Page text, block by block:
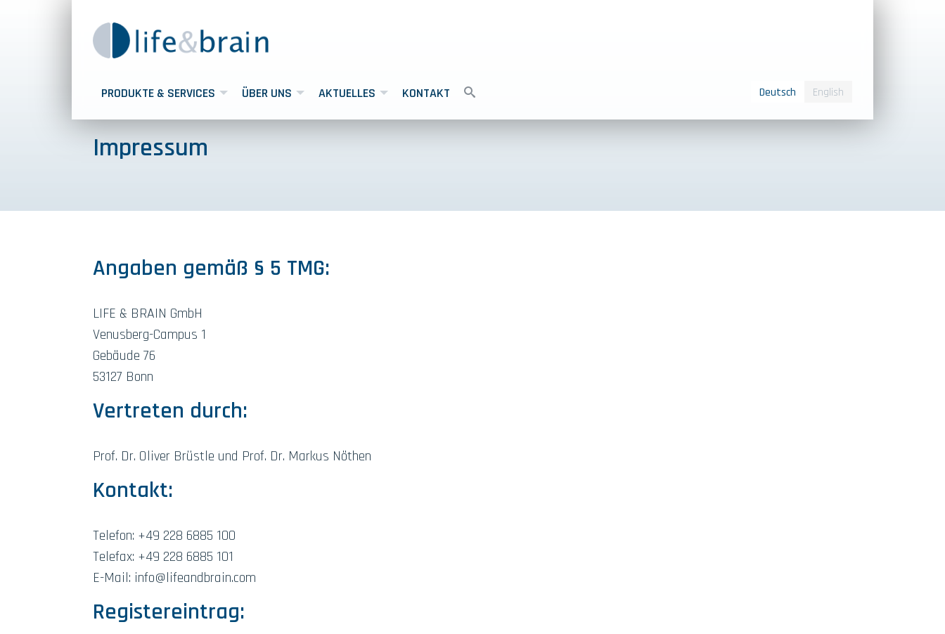
PRODUKTE & SERVICES ÜBER UNS AKTUELLES KONTAKT Deutsch English
Impressum
Angaben gemäß § 5 TMG:
LIFE & BRAIN GmbH
Venusberg-Campus 1
Gebäude 76
53127 Bonn
Vertreten durch:
Prof. Dr. Oliver Brüstle und Prof. Dr. Markus Nöthen
Kontakt:
Telefon: +49 228 6885 100
Telefax: +49 228 6885 101
E-Mail: info@lifeandbrain.com
Registereintrag: